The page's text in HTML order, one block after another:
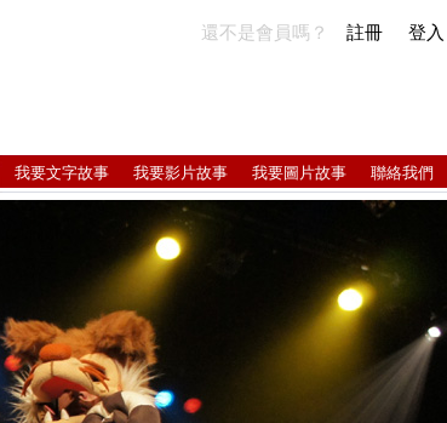
還不是會員嗎？ 註冊 登入
我要文字故事 我要影片故事 我要圖片故事 聯絡我們